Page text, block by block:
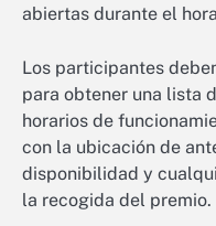
abiertas durante el
Los participantes
para obtener una lista
horarios de
con la ubicación de
disponibilidad y
la recogida del premio.